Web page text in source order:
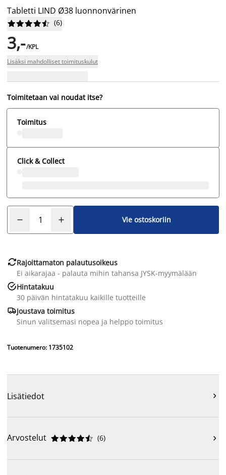
Tabletti LIND Ø38 luonnonvärinen





 (6)
3,-/KPL
Lisäksi mahdolliset toimituskulut
Toimitetaan vai noudat itse?
Toimitus
Click & Collect
Vie ostoskoriin
Rajoittamaton palautusoikeus
Ei aikarajaa - palauta mihin tahansa JYSK-myymälään
Hintatakuu
30 päivän hintatakuu kaikille tuotteille
Joustava toimitus
Sinun valitsemasi nopea ja helppo toimitus
Tuotenumero: 1735102
Lisätiedot 
Arvostelut 




 (6) 